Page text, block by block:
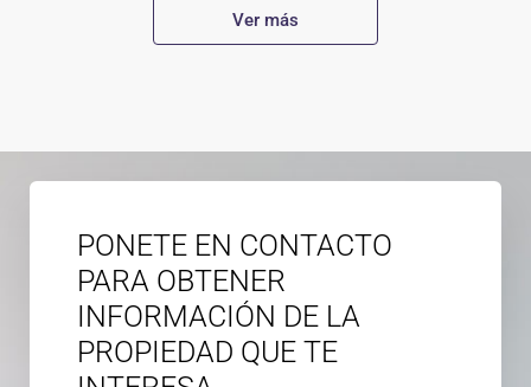
Ver más
PONETE EN CONTACTO
PARA OBTENER
INFORMACIÓN DE LA
PROPIEDAD QUE TE